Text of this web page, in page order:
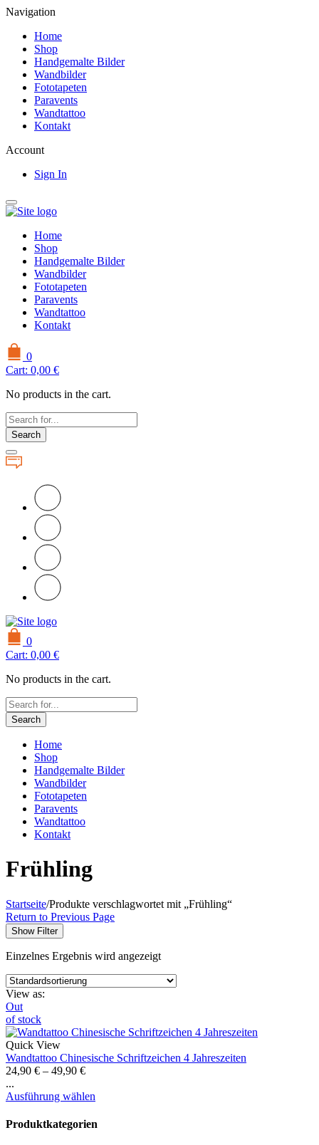
Navigation
Home
Shop
Handgemalte Bilder
Wandbilder
Fototapeten
Paravents
Wandtattoo
Kontakt
Account
Sign In
Home
Shop
Handgemalte Bilder
Wandbilder
Fototapeten
Paravents
Wandtattoo
Kontakt
0
Cart: 0,00 €
No products in the cart.
Search
0
Cart: 0,00 €
No products in the cart.
Search
Home
Shop
Handgemalte Bilder
Wandbilder
Fototapeten
Paravents
Wandtattoo
Kontakt
Frühling
Startseite/Produkte verschlagwortet mit „Frühling“
Return to Previous Page
Show Filter
Einzelnes Ergebnis wird angezeigt
View as:
Out
of stock
Quick View
Wandtattoo Chinesische Schriftzeichen 4 Jahreszeiten
24,90 € – 49,90 €
...
Ausführung wählen
Produktkategorien